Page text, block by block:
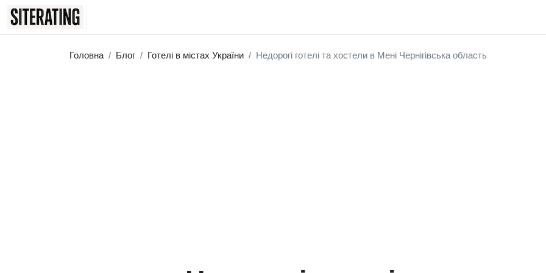
Головна Блог Готелі в містах України Недорогі готелі та хостели в Мені Чернігівська область